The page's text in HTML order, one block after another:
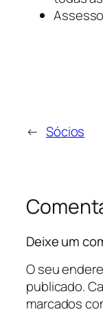
← Sócios
Deixe um
O seu
publicado.
marcados